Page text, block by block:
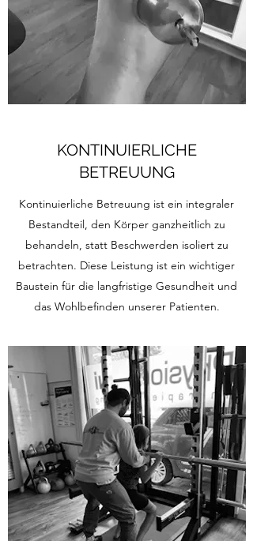
KONTINUIERLICHE
BETREUUNG
Kontinuierliche Betreuung ist ein integraler
Bestandteil, den Körper ganzheitlich zu
behandeln, statt Beschwerden isoliert zu
betrachten. Diese Leistung ist ein wichtiger
Baustein für die langfristige Gesundheit und
das Wohlbefinden unserer Patienten.